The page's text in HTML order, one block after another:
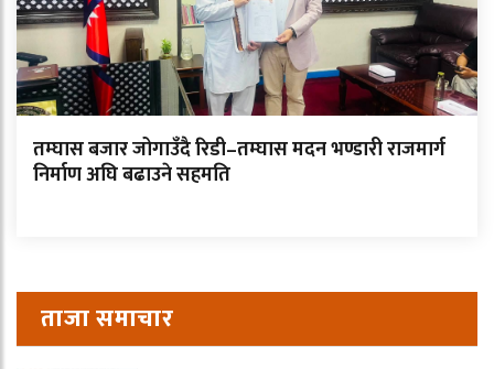
तम्घास बजार जोगाउँदै रिडी–तम्घास मदन भण्डारी राजमार्ग
निर्माण अघि बढाउने सहमति
ताजा समाचार